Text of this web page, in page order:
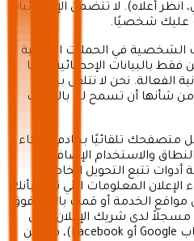
أعلاه). لا تتضمن الإحصائيات
عليك شخصيًا.
الشخصية في الحملات الإعلانية
فقط بالبيانات الإحصائية، مما
الفعالة. نحن لا نتلقى بيانات
من شأنها أن تسمح لنا بالتعرف
متصفحك تلقائيًا بخادم شركاء
والاستخدام الإضافي
تتبع التحويل الخاصة
الإعلان المعلومات التي تفيد بأنك
الخدمة أو قمت بالنقر فوق
مسجلاً لدى شريك الإعلان (على
سبيل المثال، إذا كان لديك حساب Google أو Facebook)، فيمكن